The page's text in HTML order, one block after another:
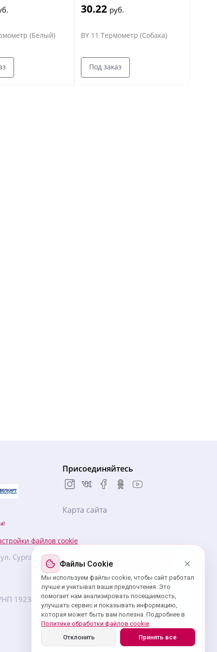
(Белый)
30.22 руб.
BY 11 Термометр (Собака)
Под заказ
Присоединяйтесь
Карта сайта
файлов cookie
Сурганова, 57Б, БЦ «Новая Европа», 5 этаж,
‎192359439 зарегистрировано Минским
Файлы Cookie
Мы используем файлы cookie, чтобы сайт работал
лучше и учитывал ваши предпочтения. Это
помогает нам анализировать посещаемость,
улучшать сервис и показывать информацию,
которая может быть вам полезна. Подробнее в
Политике обработки файлов cookie.
Отклонить
Принять все